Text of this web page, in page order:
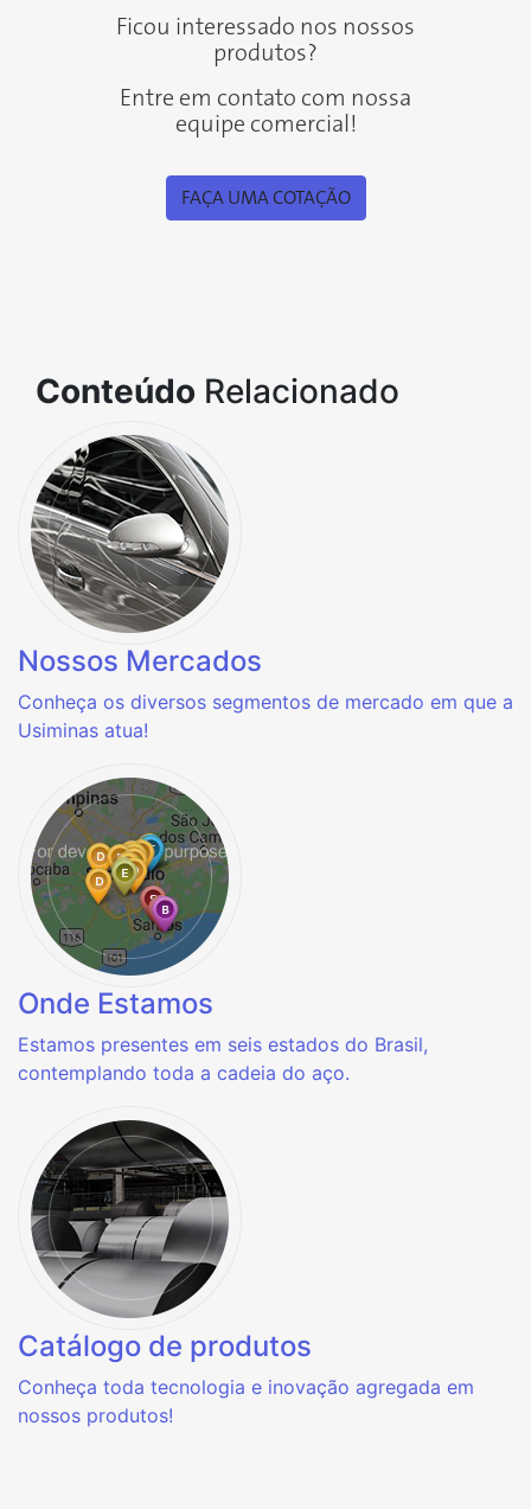
Ficou interessado nos nossos
produtos?
Entre em contato com nossa
equipe comercial!
FAÇA UMA COTAÇÃO
Conteúdo Relacionado
Nossos Mercados
Conheça os diversos segmentos de mercado em que a
Usiminas atua!
Onde Estamos
Estamos presentes em seis estados do Brasil,
contemplando toda a cadeia do aço.
Catálogo de produtos
Conheça toda tecnologia e inovação agregada em
nossos produtos!